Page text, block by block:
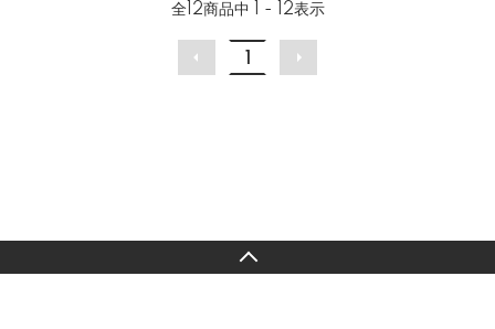
全12商品中 1 - 12表示